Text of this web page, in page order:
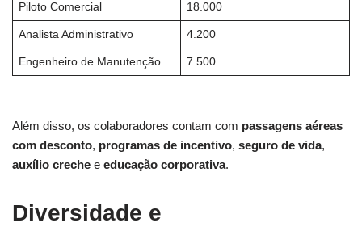
Piloto Comercial 18.000
Analista Administrativo 4.200
Engenheiro de Manutenção 7.500
Além disso, os colaboradores contam com passagens aéreas
com desconto, programas de incentivo, seguro de vida,
auxílio creche e educação corporativa.
Diversidade e